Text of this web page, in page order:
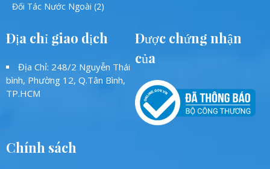
Đối Tác Nước Ngoài (2)
Địa chỉ giao dịch
Địa Chỉ: 248/2 Nguyễn Thái
bình, Phường 12, Q.Tân Bình,
TP.HCM
Được chứng nhận
của
Chính sách